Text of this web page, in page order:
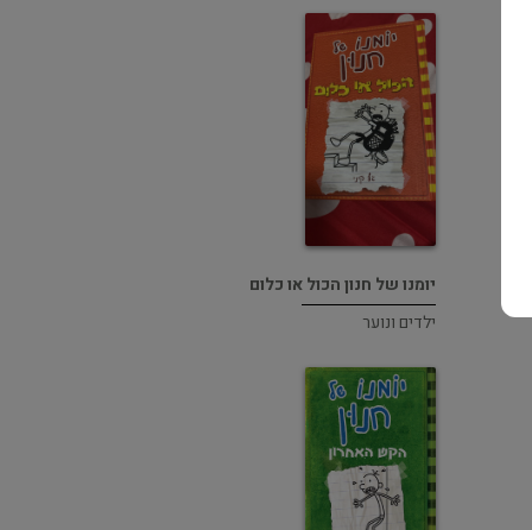
יומנו של חנון הכול או כלום
ילדים ונוער